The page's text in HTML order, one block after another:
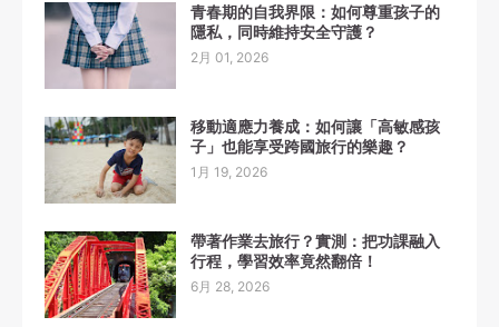
青春期的自我界限：如何尊重孩子的
隱私，同時維持安全守護？
2月 01, 2026
移動適應力養成：如何讓「高敏感孩
子」也能享受跨國旅行的樂趣？
1月 19, 2026
帶著作業去旅行？實測：把功課融入
行程，學習效率竟然翻倍！
6月 28, 2026